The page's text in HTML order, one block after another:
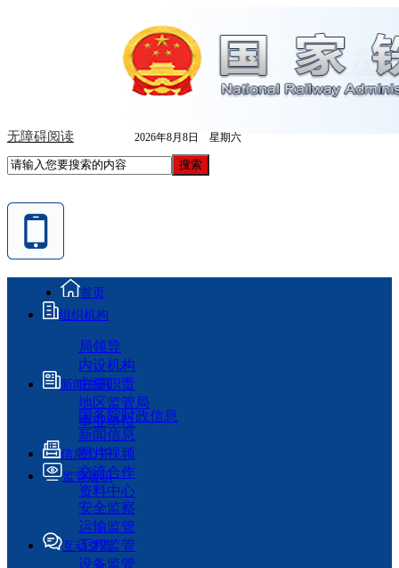
无障碍阅读 2026年8月8日 星期六
首页
组织机构
局领导
内设机构
主要职责
地区监管局
事业单位
新闻资讯
国务院时政信息
新闻信息
图片视频
交流合作
资料中心
信息公开
监管履职
安全监察
运输监管
工程监管
设备监管
互动交流